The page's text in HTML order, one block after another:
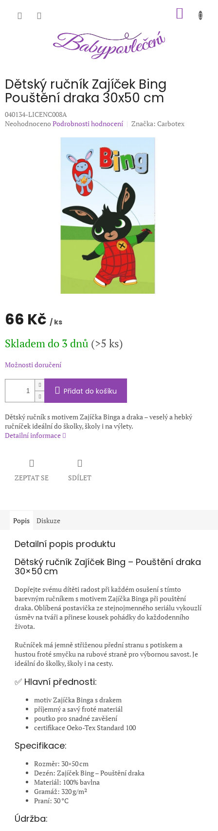
Dětský ručník Zajíček Bing
Pouštění draka 30x50 cm
040134-LICENC008A
Průměrné
Neohodnoceno Podrobnosti hodnocení Značka: Carbotex
66 Kč / ks
cena:
Skladem do 3 dnů (>5 ks)
Možnosti doručení
Přidat do košíku
Dětský ručník s motivem Zajíčka Binga a draka – veselý a hebký
ručníček ideální do školky, školy i na výlety.
Detailní informace
ZEPTAT SE SDÍLET
Popis Diskuze
Detailní popis produktu
Dětský ručník Zajíček Bing – Pouštění draka
30×50 cm
Dopřejte svému dítěti radost při každém osušení s tímto
barevným ručníkem s motivem Zajíčka Binga při pouštění
draka. Oblíbená postavička ze stejnojmenného seriálu vykouzlí
úsměv na tváři a přinese kousek pohádky do každodenního
života.
Ručníček má jemně střiženou přední stranu s potiskem a
hustou froté smyčku na rubové straně pro výbornou savost. Je
ideální do školky, školy i na cesty.
✅ Hlavní přednosti:
motiv Zajíčka Binga s drakem
příjemný a savý froté materiál
poutko pro snadné zavěšení
certifikace Oeko-Tex Standard 100
Specifikace:
Rozměr: 30×50 cm
Dezén: Zajíček Bing – Pouštění draka
Materiál: 100% bavlna
Gramáž: 320 g/m²
Praní: 30 °C
Údržba: